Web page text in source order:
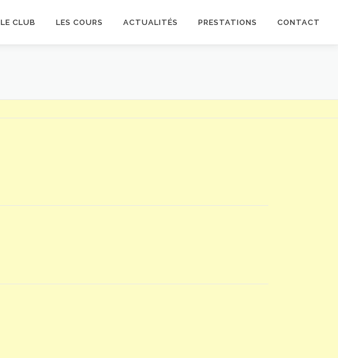
LE CLUB LES COURS ACTUALITÉS PRESTATIONS CONTACT